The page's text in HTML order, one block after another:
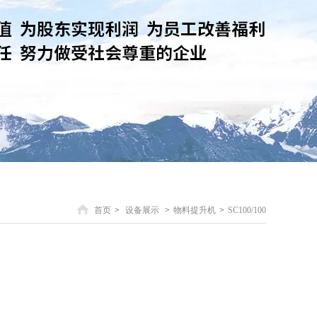
首页 > 设备展示 > 物料提升机 > SC100/100